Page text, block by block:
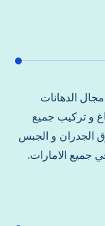
الدهانات
و تركيب جميع
الجدران و الجبس
جميع الامارات.